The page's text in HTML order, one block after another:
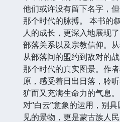
他们或许没有留下名字，
那个时代的脉搏。 本书的
人的成长，更深入地展现
部落关系以及宗教信仰。
从部落间的盟约到敌对的
那个时代的真实图景。作
原，感受着日出日落，聆
犷而又充满生命力的气息
对“白云”意象的运用，别
见的景物，更是蒙古族人